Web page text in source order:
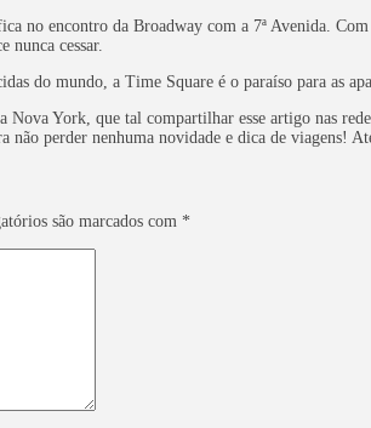
no encontro da Broadway com a 7ª Avenida.
nunca cessar.
do mundo, a Time Square é o paraíso para as
York, que tal compartilhar esse artigo nas
não perder nenhuma novidade e dica de viagens!
são marcados com *